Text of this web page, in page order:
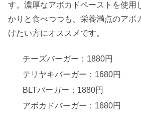
す。濃厚なアボカドペーストを使用
かりと食べつつも、栄養満点のアボ
けたい方にオススメです。
チーズバーガー：1880円
テリヤキバーガー：1680円
BLTバーガー：1880円
アボカドバーガー：1680円